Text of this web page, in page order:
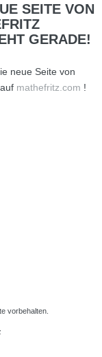
SEITE VON
GERADE!
neue Seite von
mathefritz.com !
vorbehalten.